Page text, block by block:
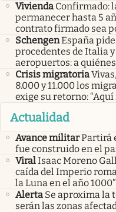
Vivienda Confirmado:
permanecer hasta 5
contrato firmado sea
SchengenEspaña
procedentes de Italia
aeropuertos: a
Crisis migratoria
8.000 y 11.000 los
exige su retorno: “Aquí
Actualidad
Avance militarPartirá
fue construido en el
ViralIsaac Moreno
caída del Imperio
la Luna en el año 1000”
Alerta Se aproxima la
serán las zonas